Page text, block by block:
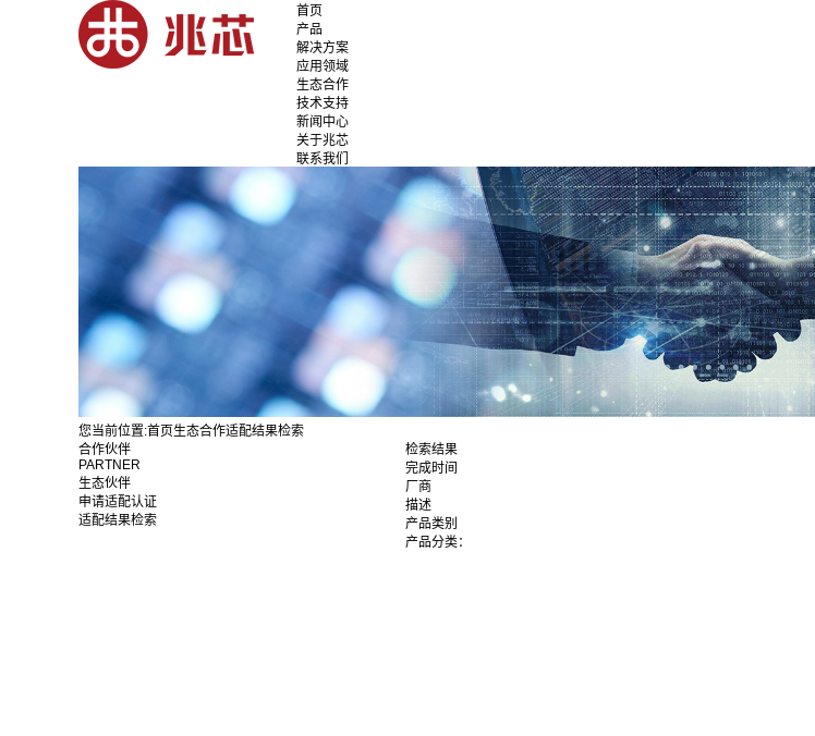
首页
产品
解决方案
应用领域
生态合作
技术支持
新闻中心
关于兆芯
联系我们
您当前位置:首页生态合作适配结果检索
合作伙伴
PARTNER
生态伙伴
申请适配认证
适配结果检索
检索结果
完成时间
厂商
描述
产品类别
产品分类：